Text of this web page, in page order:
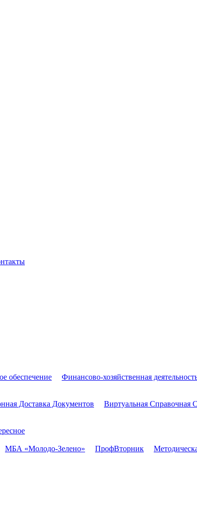
обеспечение Финансово-хозяйственная
Доставка Документов Виртуальная Справочная
МБА «Молодо-Зелено» ПрофВторник